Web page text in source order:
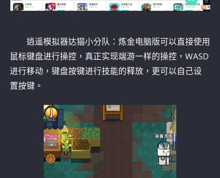
逍遥模拟器达猫小分队：炼金电脑版可以直接使用
鼠标键盘进行操控，真正实现端游一样的操控，WASD
进行移动，键盘按键进行技能的释放，更可以自己设
置按键。